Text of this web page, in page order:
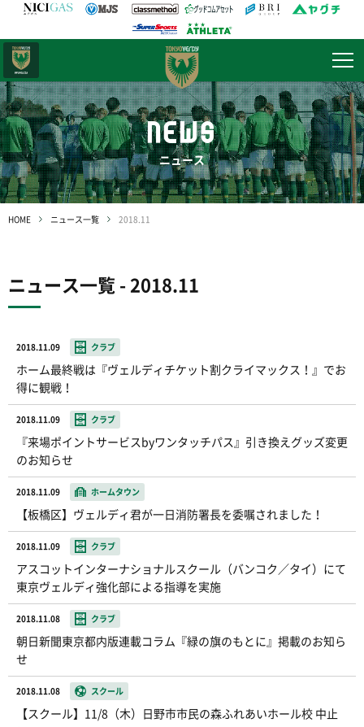
NEWS
ニュース
HOME ニュース一覧 2018.11
ニュース一覧 - 2018.11
2018.11.09 クラブ
ホーム最終戦は『ヴェルディチケット割クライマックス！』でお
得に観戦！
2018.11.09 クラブ
『来場ポイントサービスbyワンタッチパス』引き換えグッズ変更
のお知らせ
2018.11.09 ホームタウン
【板橋区】ヴェルディ君が一日消防署長を委嘱されました！
2018.11.09 クラブ
アスコットインターナショナルスクール（バンコク／タイ）にて
東京ヴェルディ強化部による指導を実施
2018.11.08 クラブ
朝日新聞東京都内版連載コラム『緑の旗のもとに』掲載のお知ら
せ
2018.11.08 スクール
【スクール】11/8（木）日野市市民の森ふれあいホール校 中止